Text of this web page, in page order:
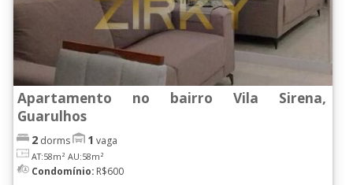
Apartamento no bairro Vila Sirena,
Guarulhos
2 dorms 1 vaga
AT:58m² AU:58m²
Condomínio: R$600